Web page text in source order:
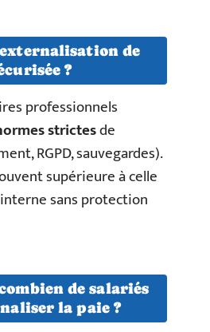
de
?
professionnels
strictesde
RGPD, sauvegardes).
supérieure à celle
sans protection
de salariés
la paie ?